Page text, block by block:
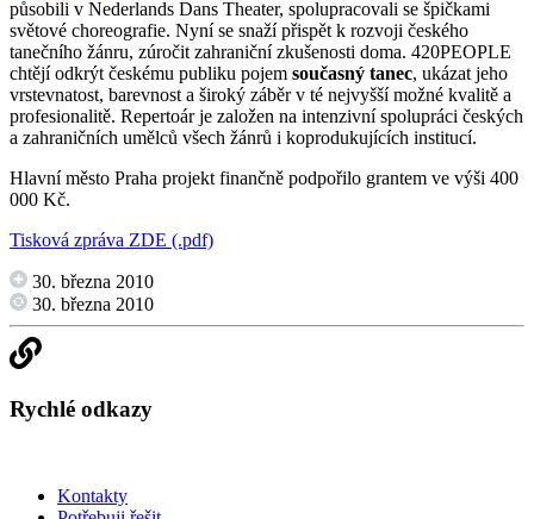
působili v Nederlands Dans Theater, spolupracovali se špičkami
světové choreografie. Nyní se snaží přispět k rozvoji českého
tanečního žánru, zúročit zahraniční zkušenosti doma. 420PEOPLE
chtějí odkrýt českému publiku pojem současný tanec, ukázat jeho
vrstevnatost, barevnost a široký záběr v té nejvyšší možné kvalitě a
profesionalitě. Repertoár je založen na intenzivní spolupráci českých
a zahraničních umělců všech žánrů i koprodukujících institucí.
Hlavní město Praha projekt finančně podpořilo grantem ve výši 400
000 Kč.
Tisková zpráva ZDE (.pdf)
30. března 2010
30. března 2010
Rychlé odkazy
Kontakty